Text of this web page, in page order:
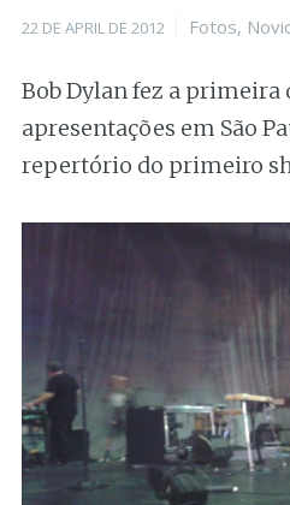
Posted
22 DE APRIL DE 2012 Categories
Fotos,
Bob Dylan fez a primeira
apresentações em São
repertório do primeiro